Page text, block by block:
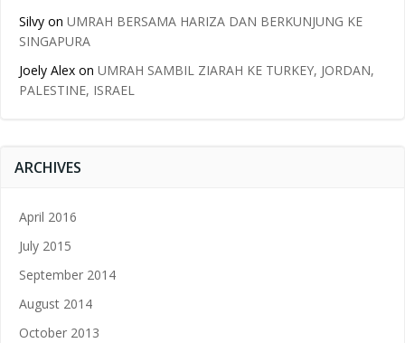
Silvy on UMRAH BERSAMA HARIZA DAN BERKUNJUNG KE
SINGAPURA
Joely Alex on UMRAH SAMBIL ZIARAH KE TURKEY, JORDAN,
PALESTINE, ISRAEL
ARCHIVES
April 2016
July 2015
September 2014
August 2014
October 2013